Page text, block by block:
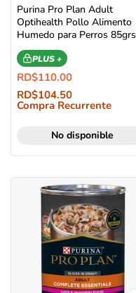
Purina Pro Plan Adult
Optihealth Pollo Alimento
Humedo para Perros 85grs
PLUS +
RD$110.00
RD$104.50
Compra Recurrente
No disponible